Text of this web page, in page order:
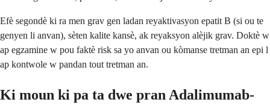
Efè segondè ki ra men grav gen ladan reyaktivasyon epatit B (si ou te
genyen li anvan), sèten kalite kansè, ak reyaksyon alèjik grav. Doktè w
ap egzamine w pou faktè risk sa yo anvan ou kòmanse tretman an epi l
ap kontwole w pandan tout tretman an.
Ki moun ki pa ta dwe pran Adalimumab-